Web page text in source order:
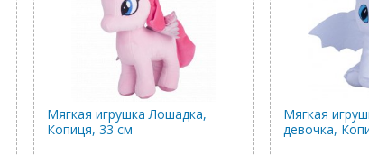
Мягкая игрушка Лошадка,
Копиця, 33 см
Мягкая
девочка,